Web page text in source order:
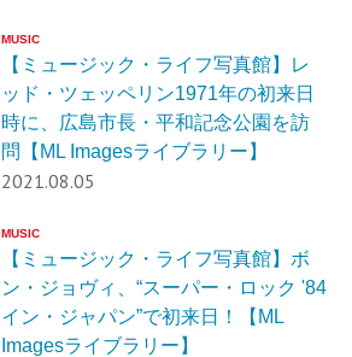
MUSIC
【ミュージック・ライフ写真館】レ
ッド・ツェッペリン1971年の初来日
時に、広島市長・平和記念公園を訪
問【ML Imagesライブラリー】
2021.08.05
MUSIC
【ミュージック・ライフ写真館】ボ
ン・ジョヴィ、“スーパー・ロック '84
イン・ジャパン”で初来日！【ML
Imagesライブラリー】